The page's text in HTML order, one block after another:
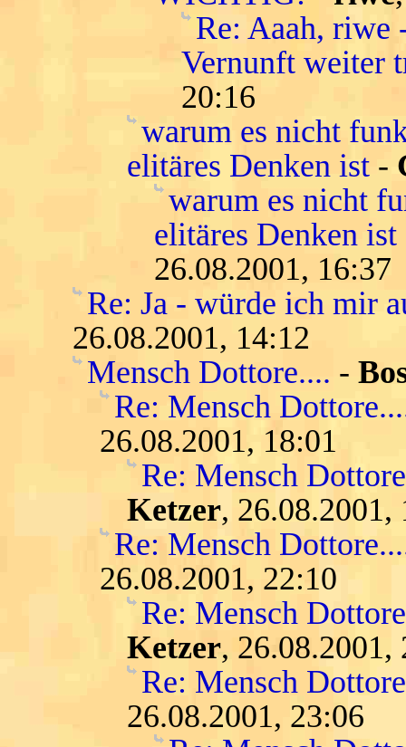
Re: Aaah, riwe
Vernunft weiter
20:16
warum es nicht
elitäres Denken ist -
warum es nicht
elitäres Denken
26.08.2001, 16:37
Re: Ja - würde ich mir
26.08.2001, 14:12
Mensch Dottore.... -
Re: Mensch
26.08.2001, 18:01
Re: Mensch
Ketzer, 26.08.2001,
Re: Mensch
26.08.2001, 22:10
Re: Mensch
Ketzer, 26.08.2001,
Re: Mensch
26.08.2001, 23:06